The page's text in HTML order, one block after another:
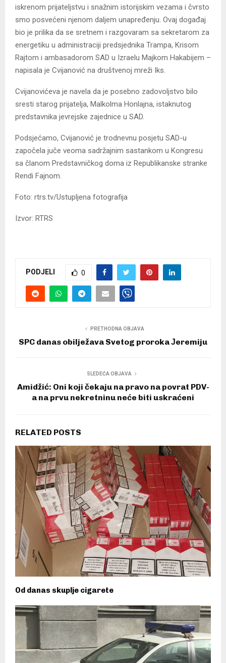
iskrenom prijateljstvu i snažnim istorijskim vezama i čvrsto
smo posvećeni njenom daljem unapređenju. Ovaj događaj
bio je prilika da se sretnem i razgovaram sa sekretarom za
energetiku u administraciji predsjednika Trampa, Krisom
Rajtom i ambasadorom SAD u Izraelu Majkom Hakabijem –
napisala je Cvijanović na društvenoj mreži Iks.
Cvijanovićeva je navela da je posebno zadovoljstvo bilo
sresti starog prijatelja, Malkolma Honlajna, istaknutog
predstavnika jevrejske zajednice u SAD.
Podsjećamo, Cvijanović je trodnevnu posjetu SAD-u
započela juče veoma sadržajnim sastankom u Kongresu
sa članom Predstavničkog doma iz Republikanske stranke
Rendi Fajnom.
Foto: rtrs.tv/Ustupljena fotografija
Izvor: RTRS
PODJELI 0
PRETHODNA OBJAVA
SPC danas obilježava Svetog proroka Јeremiju
SLEDEĆA OBJAVA
Amidžić: Oni koji čekaju na pravo na povrat PDV-
a na prvu nekretninu neće biti uskraćeni
RELATED POSTS
Od danas skuplje cigarete